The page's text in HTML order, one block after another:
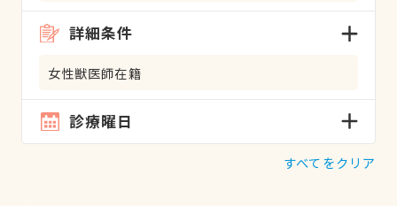
詳細条件
女性獣医師在籍
診療曜日
すべてをクリア